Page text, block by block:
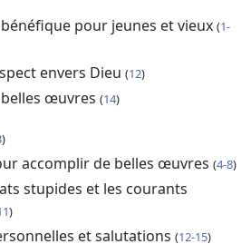
pour jeunes et vieux (1-
envers Dieu (12)
œuvres (14)
)
accomplir de belles œuvres (4-8)
stupides et les courants
)
et salutations (12-15)